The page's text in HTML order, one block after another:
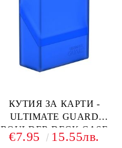
КУТИЯ ЗА КАРТИ -
ULTIMATE GUARD
BOULDER DECK CASE
(за LCG, TCG и др) 40+ -
€7.95 15.55лв.